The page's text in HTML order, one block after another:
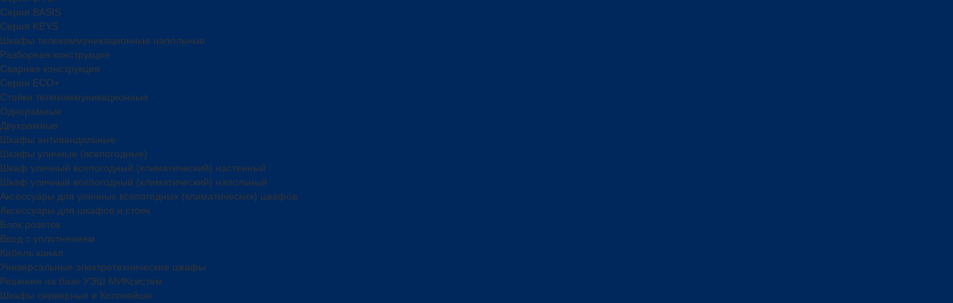
Cерия BASIS
Cерия KEYS
Шкафы телекоммуникационные напольные
Разборная конструкция
Сварная конструкция
Серия ECO+
Стойки телекоммуникационные
Однорамные
Двухрамные
Шкафы антивандальные
Шкафы уличные (всепогодные)
Шкаф уличный всепогодный (климатический) настенный
Шкаф уличный всепогодный (климатический) напольный
Аксессуары для уличных всепогодных (климатических) шкафов
Аксессуары для шкафов и стоек
Блок розеток
Ввод с уплотнением
Кабель канал
Универсальные электротехнические шкафы
Решения на базе УЭШ МИКсистем
Шкафы серверные и Колокейшн